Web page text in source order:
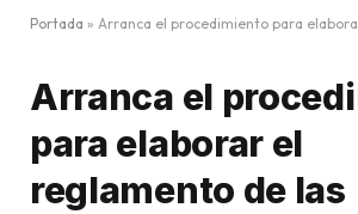
Portada » Arranca el procedimiento para elaborar el reglamento de
Arranca el
para elaborar el
reglamento de las